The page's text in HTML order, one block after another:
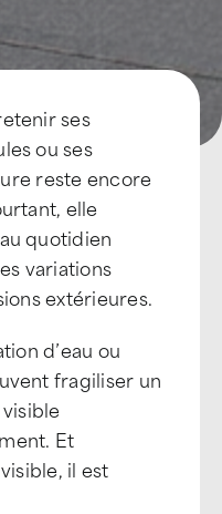
ses
ou ses
reste encore
elle
quotidien
variations
extérieures.
d’eau ou
fragiliser un
Et
il est